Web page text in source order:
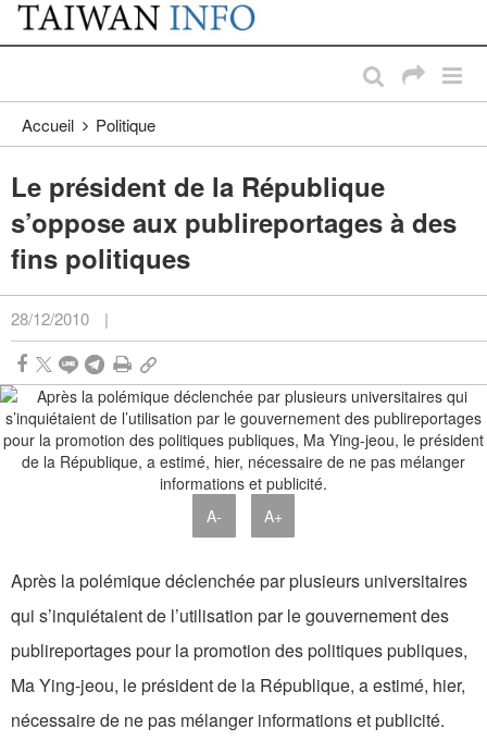
Passer au contenu principal
:::
Accueil Politique
Le président de la République
s’oppose aux publireportages à des
fins politiques
28/12/2010 |
A- A+
Après la polémique déclenchée par plusieurs universitaires
qui s’inquiétaient de l’utilisation par le gouvernement des
publireportages pour la promotion des politiques publiques,
Ma Ying-jeou, le président de la République, a estimé, hier,
nécessaire de ne pas mélanger informations et publicité.